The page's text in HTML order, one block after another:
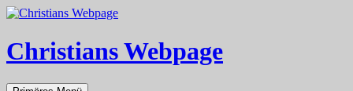
Zum
springen
Christians Webpage